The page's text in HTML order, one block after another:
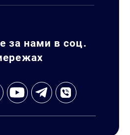
за нами в соц.